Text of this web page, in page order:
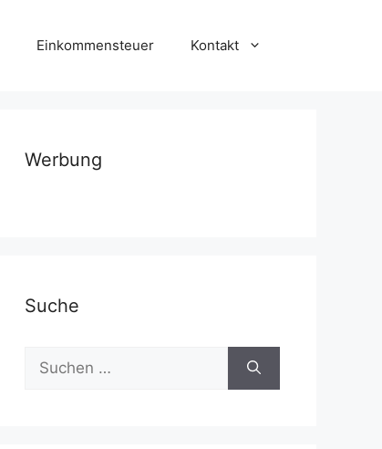
Einkommensteuer Kontakt
Werbung
Suche
Suchen
nach: